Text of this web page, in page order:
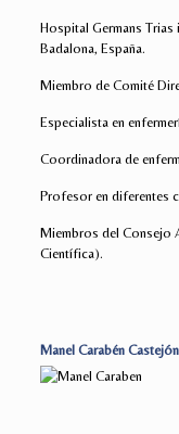
Hospital Germans Trias
Badalona, España.
Miembro de Comité
Especialista en
Coordinadora de
Profesor en diferentes
Miembros del Consejo
Científica).
Manel Carabén Castejón